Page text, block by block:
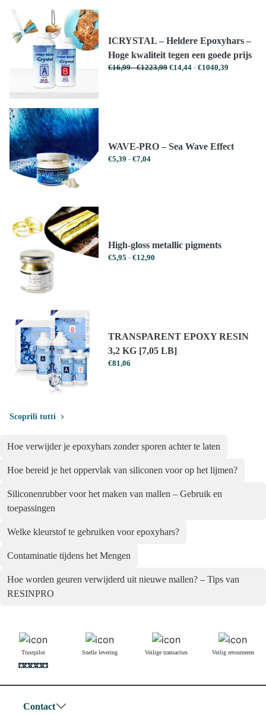
ICRYSTAL – Heldere Epoxyhars –
Hoge kwaliteit tegen een goede prijs
€16,99 - €1223,99Prijsklasse:
€14,44 - €1040,39
WAVE-PRO – Sea Wave Effect
€5,39 - €7,04Prijsklasse:
High-gloss metallic pigments
€5,95 - €12,90
TRANSPARENT EPOXY RESIN
3,2 KG [7,05 LB]
€81,06
Scoprili tutti
Hoe verwijder je epoxyhars zonder sporen achter te laten
Hoe bereid je het oppervlak van siliconen voor op het lijmen?
Siliconenrubber voor het maken van mallen – Gebruik en
toepassingen
Welke kleurstof te gebruiken voor epoxyhars?
Contaminatie tijdens het Mengen
Hoe worden geuren verwijderd uit nieuwe mallen? – Tips van
RESINPRO
Trustpilot Snelle levering Veilige transacties Veilig retourneren
Contact